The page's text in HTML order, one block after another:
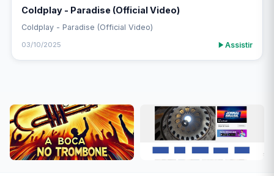
Coldplay - Paradise (Official Video)
Coldplay - Paradise (Official Video)
03/10/2025 Assistir